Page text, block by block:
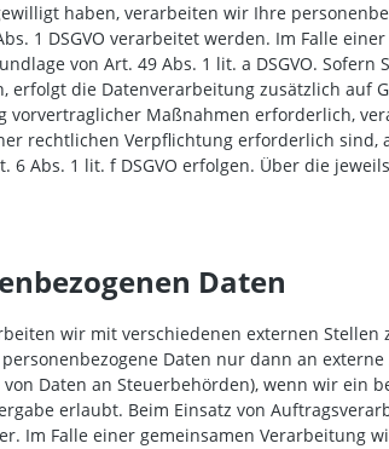
haben, verarbeiten wir Ihre
1 DSGVO verarbeitet werden. Im Falle
von Art. 49 Abs. 1 lit. a DSGVO.
erfolgt die Datenverarbeitung zusätzlich auf
Maßnahmen erforderlich,
rechtlichen Verpflichtung erforderlich
6 Abs. 1 lit. f DSGVO erfolgen. Über die
Daten
wir mit verschiedenen externen
Daten nur dann an
Daten an Steuerbehörden), wenn wir ein
erlaubt. Beim Einsatz von
Im Falle einer gemeinsamen Verarbeitung